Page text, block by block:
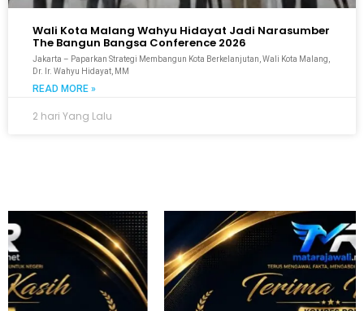
Wali Kota Malang Wahyu Hidayat Jadi Narasumber
The Bangun Bangsa Conference 2026
Jakarta – Paparkan Strategi Membangun Kota Berkelanjutan, Wali Kota Malang,
Dr. Ir. Wahyu Hidayat, MM
READ MORE »
2 hari Yang Lalu